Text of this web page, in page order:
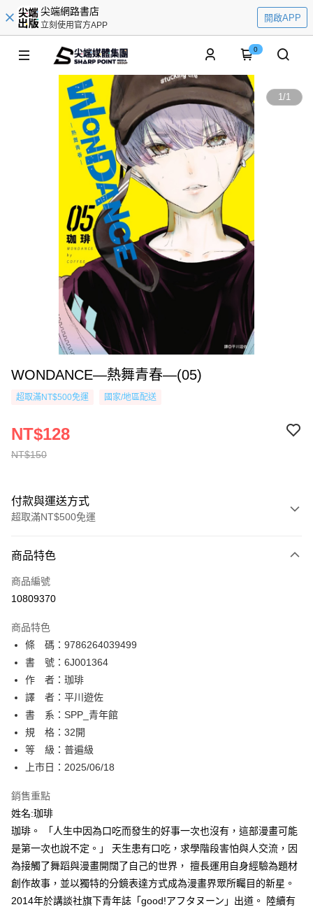
尖端網路書店
立刻使用官方APP
開啟APP
0
1/1
WONDANCE—熱舞青春—(05)
超取滿NT$500免運 國家/地區配送
NT$150
NT$128
付款與運送方式
超取滿NT$500免運
信用卡一次付款
超商取貨付款
相關說明
【關於「AFTEE先享後付」】
AFTEE先享後付是「在收到商品之後才付款」的支付方式。 讓您購物簡單
便利好安心！
１．簡單：不需註冊會員、不需綁卡、不需儲值。
２．便利：只要手機號碼，簡訊認證，即可結帳。
３．安心：先確認商品／服務後，再付款。
【「AFTEE先享後付」結帳流程】
１．於結帳方式選擇「AFTEE先享後付」後，將跳轉至「AFTEE先享後付」
結帳頁面，進行簡訊認證並確認金額後，即可完成結帳。
２．訂單成立數日內，您將收到繳費通知簡訊。
ATM／網路銀行／等多元方式進行付款，方視為交易完成。
※ 請注意：結帳手續完成當下不需立刻繳費，但若您需要取消訂單，請聯絡
購買商品的店家。未經商家同意取消之訂單仍視為有效，需透過AFTEE先享
後付繳納相關費用。
※ 交易是否成功請以「AFTEE先享後付 」之結帳頁面顯示為準，若有關於
是否繳費成功／繳費後需取消欲退款等相關疑問，請聯繫「AFTEE先享後付
【注意事項】
ATM付款
運送方式
全家取貨付款
每筆NT$80，滿NT$500(含以上)免運費
付款後全家取貨
每筆NT$80，滿NT$500(含以上)免運費
付款後萊爾富取貨
每筆NT$80，滿NT$500(含以上)免運費
7-11取貨付款
商品特色
商品編號
10809370
商品特色
條 碼：9786264039499
書 號：6J001364
作 者：珈琲
譯 者：平川遊佐
書 系：SPP_青年館
規 格：32開
等 級：普遍級
上市日：2025/06/18
銷售重點
姓名:珈琲
珈琲。 「人生中因為口吃而發生的好事一次也沒有，這部漫畫可能
是第一次也說不定。」 天生患有口吃，求學階段害怕與人交流，因
為接觸了舞蹈與漫畫開闊了自己的世界， 擅長運用自身經驗為題材
創作故事，並以獨特的分鏡表達方式成為漫畫界眾所矚目的新星。
2014年於講談社旗下青年誌「good!アフタヌーン」出道。 陸續有